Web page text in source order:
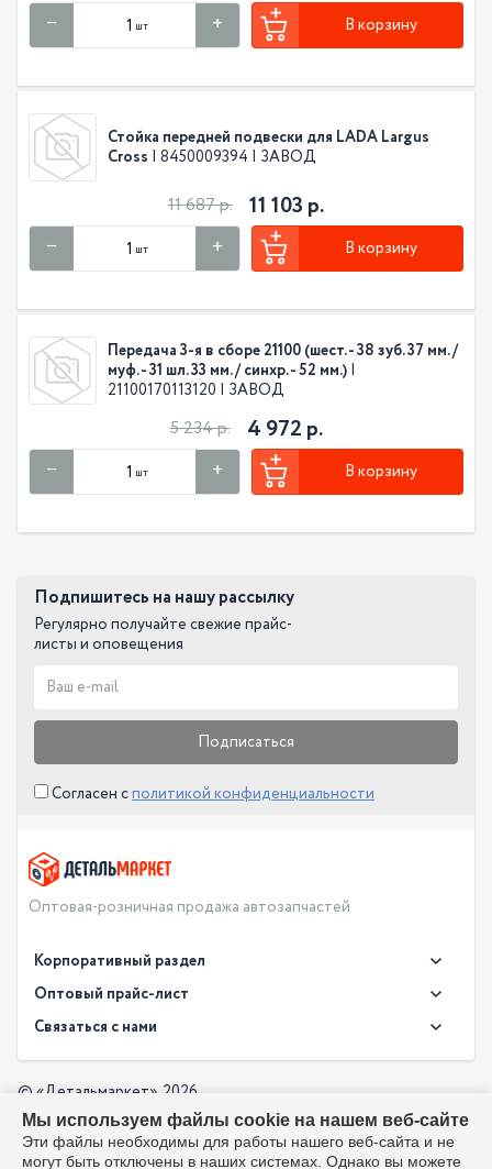
шт В корзину
Стойка передней подвески для LADA Largus
Cross | 8450009394 | ЗАВОД
11 687 р. 11 103 р.
шт В корзину
Передача 3-я в сборе 21100 (шест. - 38 зуб. 37 мм. /
муф. - 31 шл. 33 мм. / синхр. - 52 мм.) |
21100170113120 | ЗАВОД
5 234 р. 4 972 р.
шт В корзину
Подпишитесь на нашу рассылку
Регулярно получайте свежие прайс-
листы и оповещения
Подписаться
Согласен сполитикой конфиденциальности
Оптовая-розничная продажа автозапчастей
Корпоративный раздел
Новости
О компании
Доставка
Оптовый прайс-лист
Оплата
Производители
Политика в отношении обработки персональных данных
Оптовый прайс-лист
Скачать прайс в PDF
Связаться с нами
info@detalmarket.ru
© «Детальмаркет», 2026
Разработка:
Мы используем файлы cookie на нашем веб-сайте
Эти файлы необходимы для работы нашего веб-сайта и не
могут быть отключены в наших системах. Однако вы можете